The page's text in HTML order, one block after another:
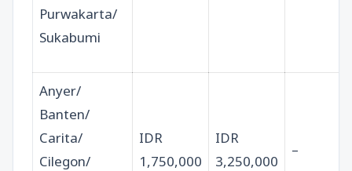
Purwakarta/
Sukabumi
Anyer/
Banten/
Carita/
Cilegon/
IDR
1,750,000
IDR
3,250,000
–